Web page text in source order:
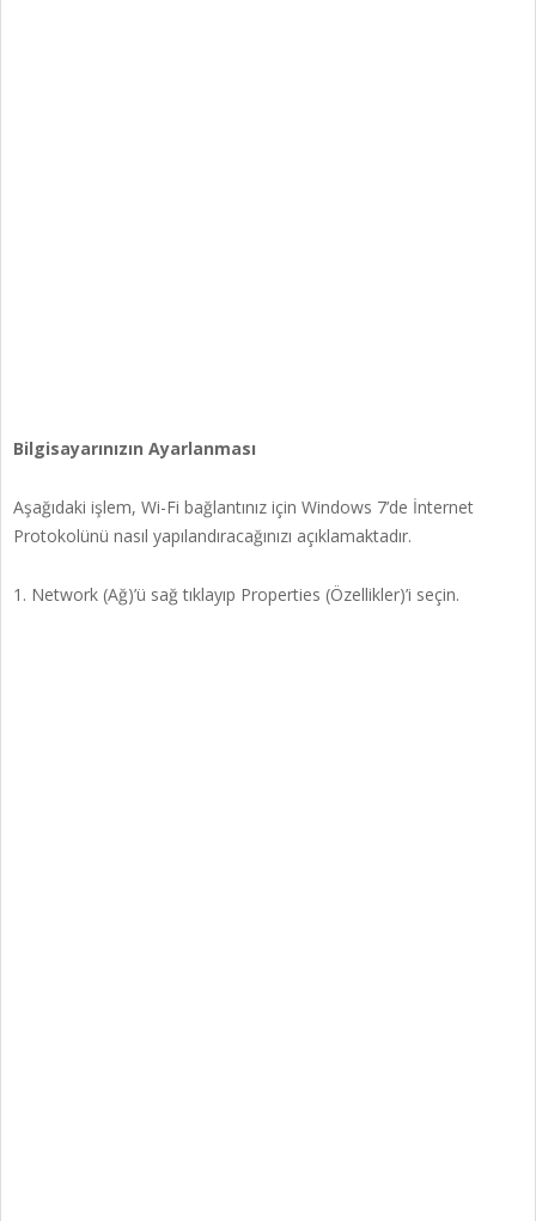
Bilgisayarınızın Ayarlanması
Aşağıdaki işlem, Wi-Fi bağlantınız için Windows 7’de İnternet
Protokolünü nasıl yapılandıracağınızı açıklamaktadır.
1. Network (Ağ)’ü sağ tıklayıp Properties (Özellikler)’i seçin.